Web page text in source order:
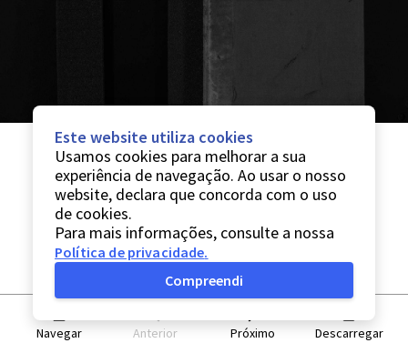
Navegar Anterior Próximo Descarregar
Este website utiliza cookies
Usamos cookies para melhorar a sua
experiência de navegação. Ao usar o nosso
website, declara que concorda com o uso
de cookies.
Para mais informações, consulte a nossa
Política de privacidade.
Compreendi